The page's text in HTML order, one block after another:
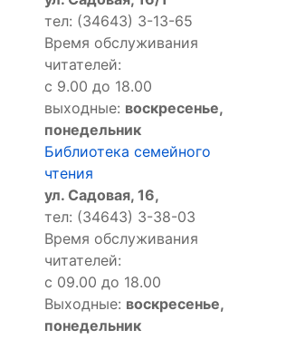
тел: (34643) 3-13-65
Время обслуживания
читателей:
с 9.00 до 18.00
выходные: воскресенье,
понедельник
Библиотека семейного
чтения
ул. Садовая, 16,
тел: (34643) 3-38-03
Время обслуживания
читателей:
с 09.00 до 18.00
Выходные: воскресенье,
понедельник